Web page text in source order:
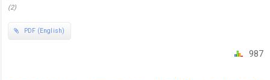
(2)
PDF (English)
987